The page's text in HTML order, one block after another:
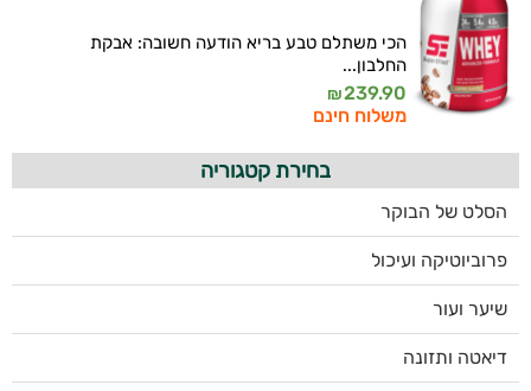
הכי משתלם טבע בריא הודעה חשובה: אבקת
החלבון...
239.90
₪
משלוח חינם
בחירת קטגוריה
הסלט של הבוקר
פרוביוטיקה ועיכול
שיער ועור
דיאטה ותזונה